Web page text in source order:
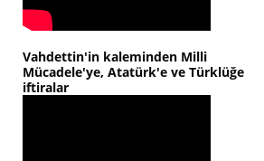
Vahdettin'in kaleminden Milli
Mücadele'ye, Atatürk'e ve Türklüğe
iftiralar